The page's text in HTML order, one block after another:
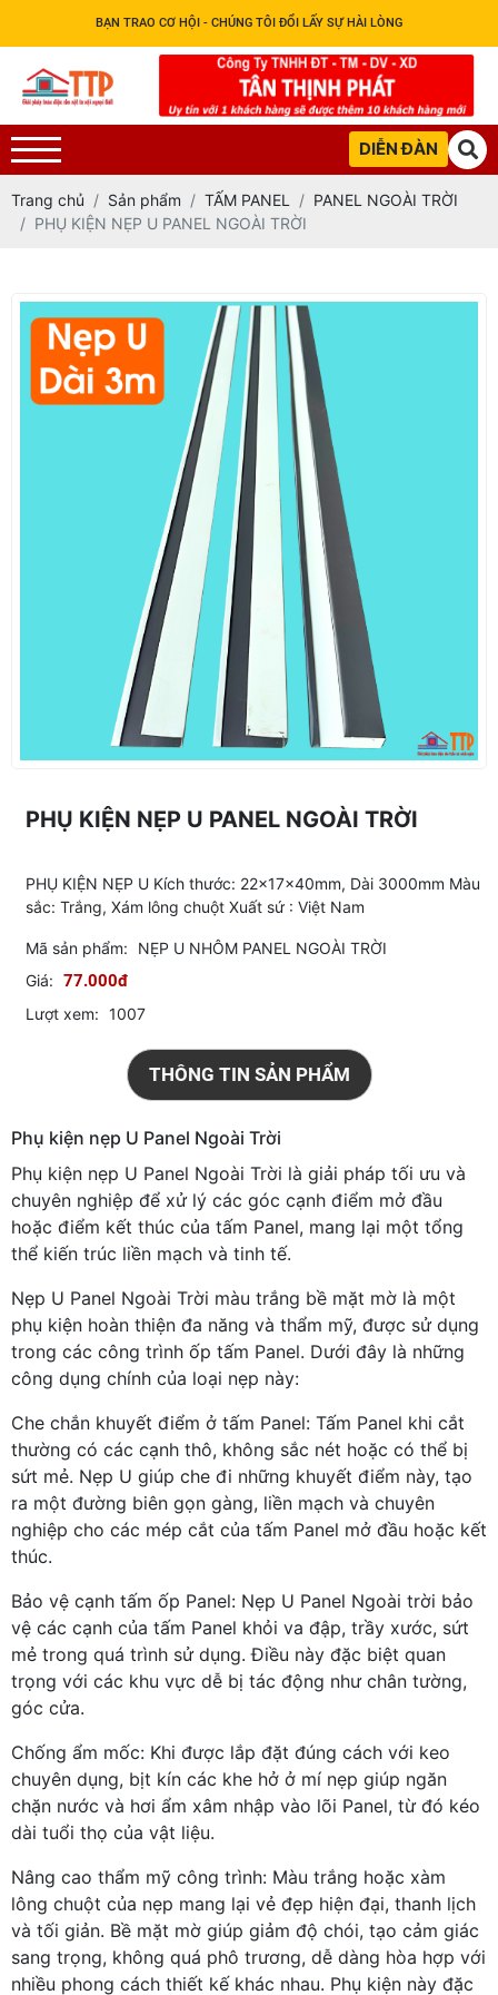
BẠN TRAO CƠ HỘI - CHÚNG TÔI ĐỔI LẤY SỰ HÀI LÒNG
DIỄN ĐÀN
Trang chủ Sản phẩm TẤM PANEL
PANEL NGOÀI TRỜI
PHỤ KIỆN NẸP U PANEL NGOÀI TRỜI
PHỤ KIỆN NẸP U PANEL NGOÀI TRỜI
PHỤ KIỆN NẸP U Kích thước: 22x17x40mm, Dài 3000mm Màu
sắc: Trắng, Xám lông chuột Xuất sứ : Việt Nam
Mã sản phẩm:
NẸP U NHÔM PANEL NGOÀI TRỜI
Giá: 77.000đ
Lượt xem: 1007
THÔNG TIN SẢN PHẨM
Phụ kiện nẹp U Panel Ngoài Trời
Phụ kiện nẹp U Panel Ngoài Trời là giải pháp tối ưu và
chuyên nghiệp để xử lý các góc cạnh điểm mở đầu
hoặc điểm kết thúc của tấm Panel, mang lại một tổng
thể kiến trúc liền mạch và tinh tế.
Nẹp U Panel Ngoài Trời màu trắng bề mặt mờ là một
phụ kiện hoàn thiện đa năng và thẩm mỹ, được sử dụng
trong các công trình ốp tấm Panel. Dưới đây là những
công dụng chính của loại nẹp này:
Che chắn khuyết điểm ở tấm Panel: Tấm Panel khi cắt
thường có các cạnh thô, không sắc nét hoặc có thể bị
sứt mẻ. Nẹp U giúp che đi những khuyết điểm này, tạo
ra một đường biên gọn gàng, liền mạch và chuyên
nghiệp cho các mép cắt của tấm Panel mở đầu hoặc kết
thúc.
Bảo vệ cạnh tấm ốp Panel: Nẹp U Panel Ngoài trời bảo
vệ các cạnh của tấm Panel khỏi va đập, trầy xước, sứt
mẻ trong quá trình sử dụng. Điều này đặc biệt quan
trọng với các khu vực dễ bị tác động như chân tường,
góc cửa.
Chống ẩm mốc: Khi được lắp đặt đúng cách với keo
chuyên dụng, bịt kín các khe hở ở mí nẹp giúp ngăn
chặn nước và hơi ẩm xâm nhập vào lõi Panel, từ đó kéo
dài tuổi thọ của vật liệu.
Nâng cao thẩm mỹ công trình: Màu trắng hoặc xàm
lông chuột của nẹp mang lại vẻ đẹp hiện đại, thanh lịch
và tối giản. Bề mặt mờ giúp giảm độ chói, tạo cảm giác
sang trọng, không quá phô trương, dễ dàng hòa hợp với
nhiều phong cách thiết kế khác nhau. Phụ kiện này đặc